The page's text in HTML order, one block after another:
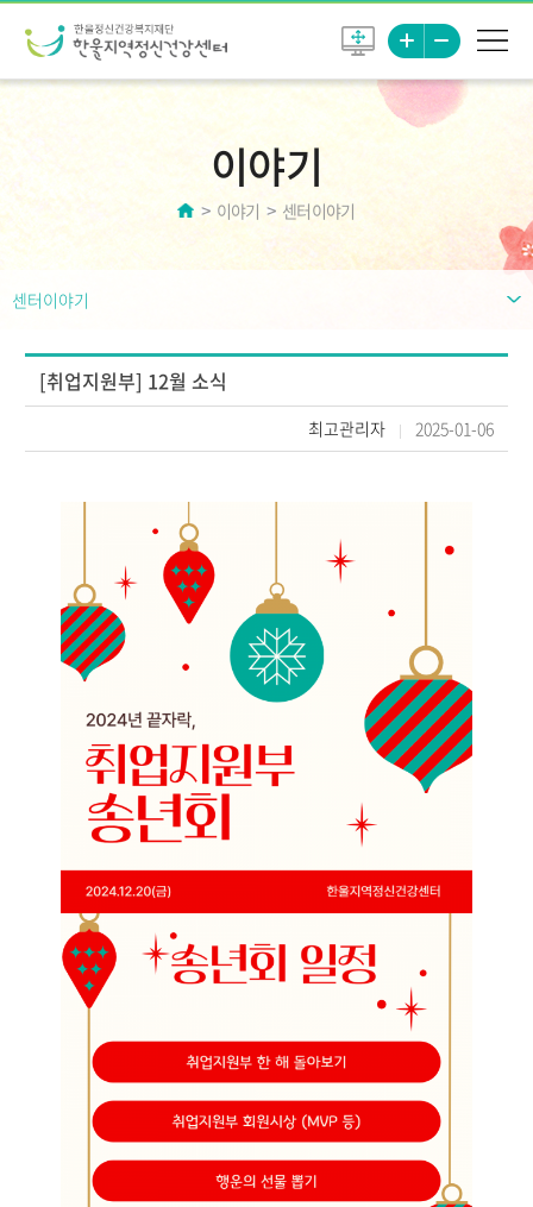
이야기
이야기 센터이야기
센터이야기
[취업지원부] 12월 소식
최고관리자 2025-01-06